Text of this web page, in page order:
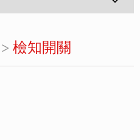
檢知開關